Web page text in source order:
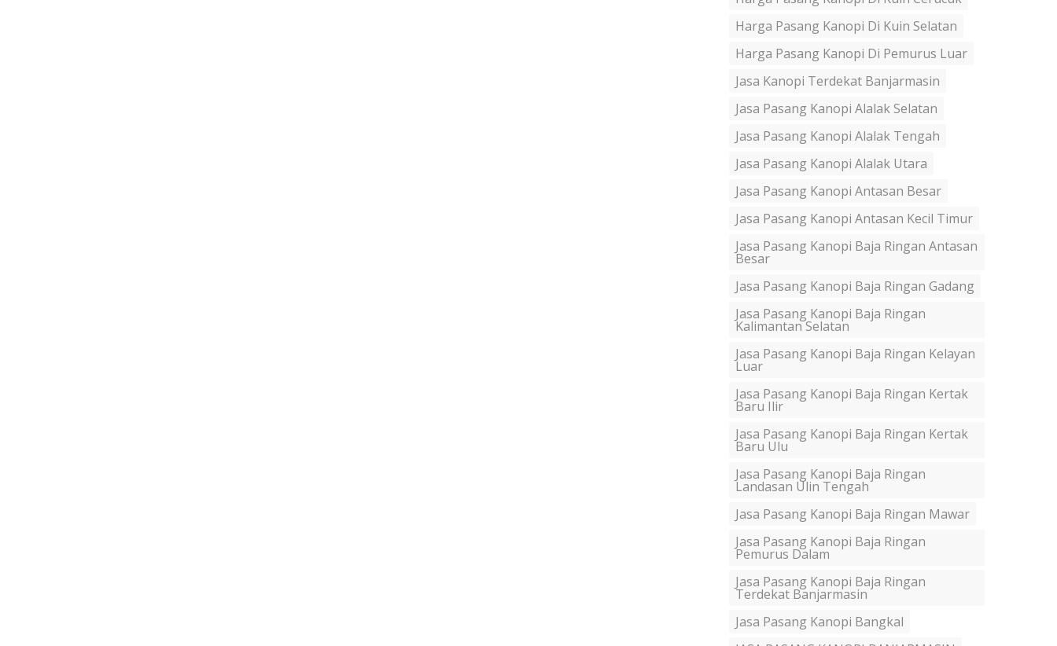
Harga Pasang Kanopi Di Kuin Selatan
Harga Pasang Kanopi Di Pemurus Luar
Jasa Kanopi Terdekat Banjarmasin
Jasa Pasang Kanopi Alalak Selatan
Jasa Pasang Kanopi Alalak Tengah
Jasa Pasang Kanopi Alalak Utara
Jasa Pasang Kanopi Antasan Besar
Jasa Pasang Kanopi Antasan Kecil Timur
Jasa Pasang Kanopi Baja Ringan Antasan
Besar
Jasa Pasang Kanopi Baja Ringan Gadang
Jasa Pasang Kanopi Baja Ringan
Kalimantan Selatan
Jasa Pasang Kanopi Baja Ringan Kelayan
Luar
Jasa Pasang Kanopi Baja Ringan Kertak
Baru Ilir
Jasa Pasang Kanopi Baja Ringan Kertak
Baru Ulu
Jasa Pasang Kanopi Baja Ringan
Landasan Ulin Tengah
Jasa Pasang Kanopi Baja Ringan Mawar
Jasa Pasang Kanopi Baja Ringan
Pemurus Dalam
Jasa Pasang Kanopi Baja Ringan
Terdekat Banjarmasin
Jasa Pasang Kanopi Bangkal